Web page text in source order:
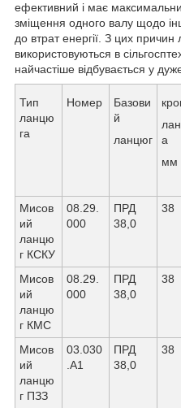
ефективний і має
зміщення одного валу щодо
до втрат енергії. З цих
використовуються в
найчастіше відбувається у
Тип
ланцю
га
Номер
Базови
й
ланцюг
а
мм
Мисов
ий
ланцю
г КСКУ
08.29.
000
ПРД
38,0
38
Мисов
ий
ланцю
г КМС
08.29.
000
ПРД
38,0
38
Мисов
ий
ланцю
г ПЗЗ
03.030
.А1
ПРД
38,0
38